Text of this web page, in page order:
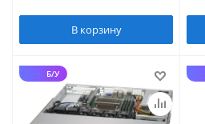
В корзину
Б/У